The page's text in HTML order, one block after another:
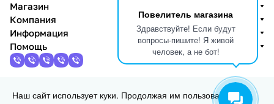
Повелитель магазина
Здравствуйте! Если будут
вопросы-пишите! Я живой
человек, а не бот!
Магазин
Компания
Информация
Помощь
2013 - 2026 © 3DiY (Тридиай) - интернет-магазин
Наш сайт использует куки. Продолжая им пользоваться, вы